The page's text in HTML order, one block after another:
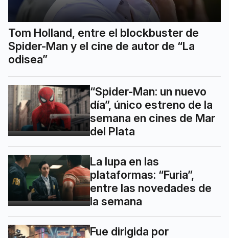
Tom Holland, entre el blockbuster de
Spider-Man y el cine de autor de “La
odisea”
“Spider-Man: un nuevo
día”, único estreno de la
semana en cines de Mar
del Plata
La lupa en las
plataformas: “Furia”,
entre las novedades de
la semana
Fue dirigida por